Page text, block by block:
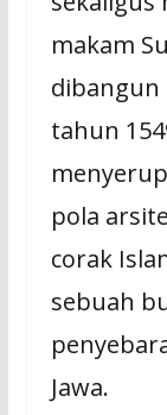
makam
dibangun
tahun
pola
corak
sebuah
Jawa.